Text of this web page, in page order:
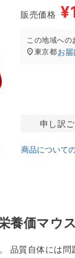
販売価格 ¥
この地域へ
東京都お
申し訳
商品について
養価マウス
品質自体には